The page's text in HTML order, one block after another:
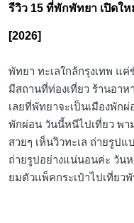
รีวิว 15 ที่พักพัทยา เปิดใ
[2026]
พัทยา ทะเลใกล้กรุงเทพ แ
มีสถานที่ท่องเที่ยว ร้านอาห
เลยที่พัทยาจะเป็นเมืองพัก
พักผ่อน วันนี้หนีไปเที่ยว พา
สวยๆ เห็นวิวทะเล ถ่ายรูป
ถ่ายรูปอย่างแน่นอนค่ะ วัน
ยมตัวเเพ็คกระเป๋าไปเที่ยว